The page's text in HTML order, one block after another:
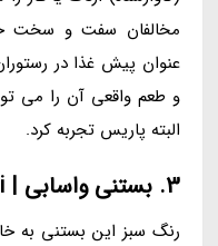
مخالفان سفت و سخت
عنوان پیش غذا در
و طعم واقعی آن را می
البته پاریس تجربه کرد.
3. بستنی واسابی | Wasabi
رنگ سبز این بستنی به